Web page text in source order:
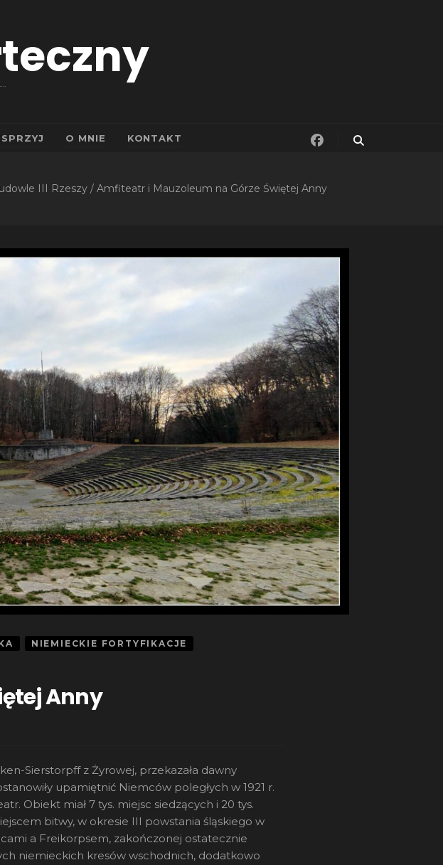
O MNIE KONTAKT
III Rzeszy / Amfiteatr i Mauzoleum na Górze Świętej Anny
NIEMIECKIE FORTYFIKACJE
Anny
Sierstorpff z Żyrowej, przekazała dawny
upamiętnić Niemców poległych w 1921 r.
Obiekt miał 7 tys. miejsc siedzących i 20 tys.
bitwy, w okresie III powstania śląskiego w
a Freikorpsem, zakończonej ostatecznie
niemieckich kresów wschodnich, dodatkowo